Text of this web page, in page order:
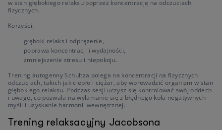
w stan głębokiego relaksu poprzez koncentrację na odczuciach
fizycznych.
Korzyści:
głęboki relaks i odprężenie,
poprawa koncentracji i wydajności,
zmniejszenie stresu i niepokoju.
Trening autogenny Schultza polega na koncentracji na fizycznych
odczuciach, takich jak ciepło i ciężar, aby wprowadzić organizm w stan
głębokiego relaksu. Podczas sesji uczysz się kontrolować swój oddech
i uwagę, co pozwala na wyłamanie się z błędnego koła negatywnych
myśli i uzyskanie harmonii wewnętrznej.
Trening relaksacyjny Jacobsona